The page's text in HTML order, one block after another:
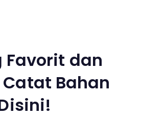
Favorit dan
Bahan